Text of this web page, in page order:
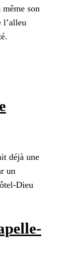
son
l’alleu
déjà une
un
Dieu